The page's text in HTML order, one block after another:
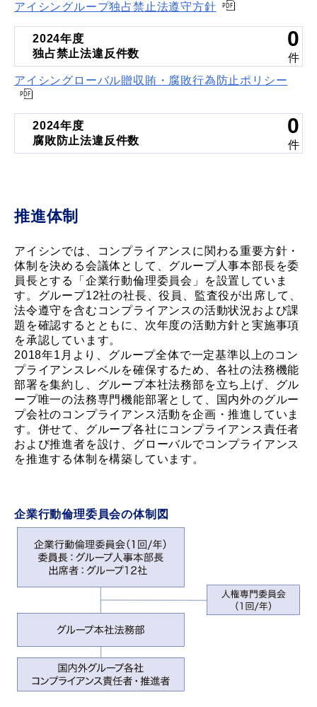
アイシングループ独占禁止法遵守方針
2024年度
独占禁止法違反件数
0
件
アイシングローバル贈収賄・腐敗行為防止ポリシー
2024年度
腐敗防止法違反件数
0
件
推進体制
アイシンでは、コンプライアンスに関わる重要方針・
体制を決める会議体として、グループ人事本部長を委
員長とする「企業行動倫理委員会」を設置していま
す。グループ12社の社長、役員、監査役が出席して、
法令遵守を含むコンプライアンスの活動状況および課
題を確認するとともに、次年度の活動方針と実施事項
を承認しています。
2018年1月より、グループ全体で一定基準以上のコン
プライアンスレベルを確保するため、各社の法務機能
部署を集約し、グループ本社法務部を立ち上げ、グル
ープ唯一の法務専門機能部署として、国内外のグルー
プ会社のコンプライアンス活動を企画・推進していま
す。併せて、グループ各社にコンプライアンス責任者
および推進者を設け、グローバルでコンプライアンス
を推進する体制を構築しています。
企業行動倫理委員会の体制図